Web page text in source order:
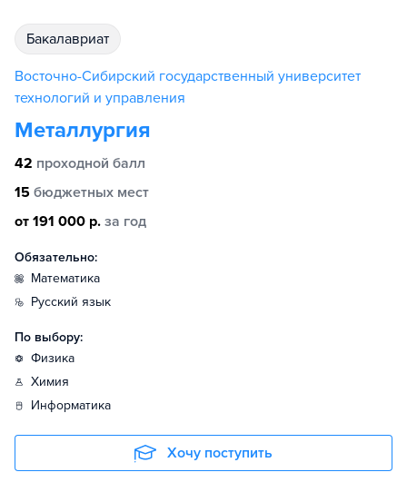
бакалавриат
Восточно-Сибирский государственный университет
технологий и управления
Металлургия
42 проходной балл
15 бюджетных мест
от 191 000 р. за год
Обязательно:
математика
русский язык
По выбору:
физика
химия
информатика
Хочу поступить